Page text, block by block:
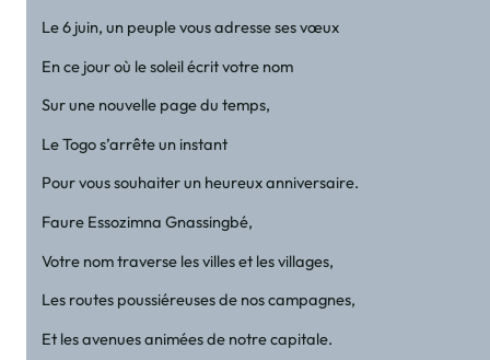
Le 6 juin, un peuple vous adresse ses vœux
En ce jour où le soleil écrit votre nom
Sur une nouvelle page du temps,
Le Togo s’arrête un instant
Pour vous souhaiter un heureux anniversaire.
Faure Essozimna Gnassingbé,
Votre nom traverse les villes et les villages,
Les routes poussiéreuses de nos campagnes,
Et les avenues animées de notre capitale.